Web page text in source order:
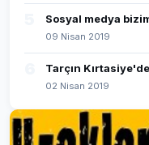
Sosyal medya
09 Nisan 2019
Tarçın
02 Nisan 2019